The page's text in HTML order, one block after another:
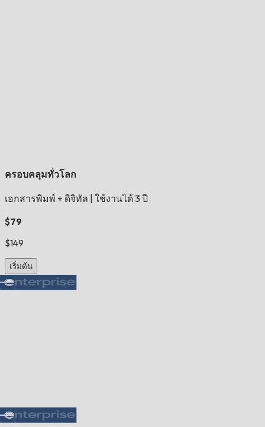
ครอบคลุมทั่วโลก
เอกสารพิมพ์ + ดิจิทัล ใช้งานได้ 3 ปี
$79
$149
เริ่มต้น